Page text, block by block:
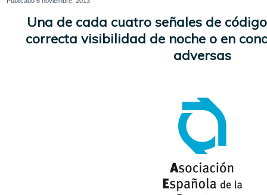
Una de cada cuatro señales de
correcta visibilidad de noche o en
adversas